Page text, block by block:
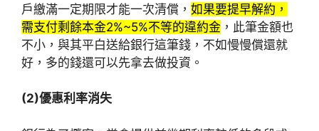
戶繳滿一定期限才能一次清償， 如果要提早解約，
需支付剩餘本金2%~5%不等的違約金 ，此筆金額也
不小，與其平白送給銀行這筆錢，不如慢慢償還就
好，多的錢還可以先拿去做投資。
(2)優惠利率消失